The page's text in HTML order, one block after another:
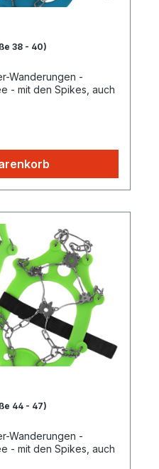
38 - 40)
Wanderungen -
- mit den Spikes, auch
44 - 47)
Wanderungen -
- mit den Spikes, auch